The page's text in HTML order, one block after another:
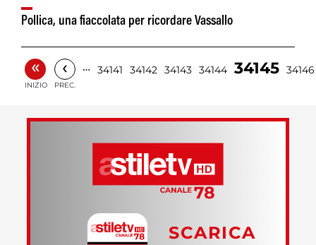
Pollica, una fiaccolata per ricordare Vassallo
«
INIZIO
‹
PREC.
… 34141 34142 34143 34144 34145 34146
SCARICA